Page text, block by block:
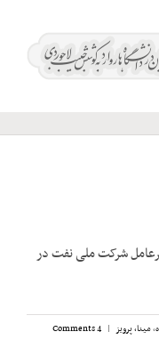
شرکت ملی نفت در
,مینا، پرویز |
4 Comments